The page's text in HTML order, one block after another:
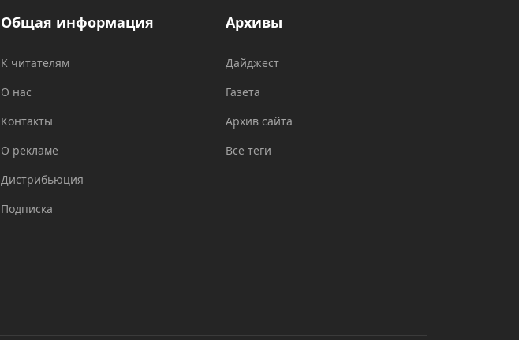
Общая информация
К читателям
О нас
Контакты
О рекламе
Дистрибьюция
Подписка
Архивы
Дайджест
Газета
Архив сайта
Все теги